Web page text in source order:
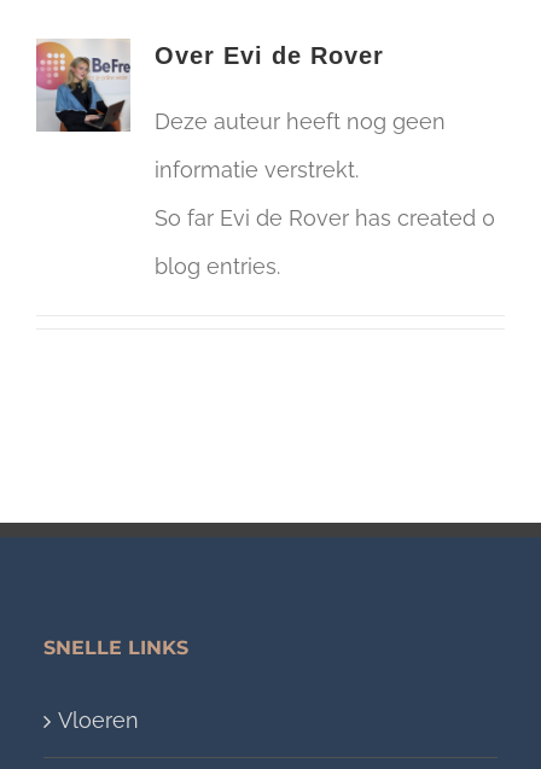
Over Evi de Rover
Deze auteur heeft nog geen
informatie verstrekt.
So far Evi de Rover has created 0
blog entries.
SNELLE LINKS
Vloeren